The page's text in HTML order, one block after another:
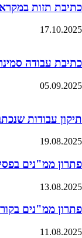
כתיבת תזות במקרא
17.10.2025
כתיבת עבודה
05.09.2025
תיקון עבודות
19.08.2025
פתרון ממ"נים
13.08.2025
פתרון ממ"נים
11.08.2025